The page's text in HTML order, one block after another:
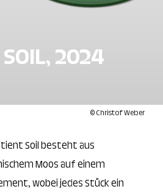
2024
© Christof Weber
Soil besteht aus
Moos auf einem
wobei jedes Stück ein